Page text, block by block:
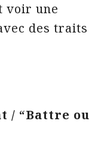
voir une
des traits
/ “Battre ou